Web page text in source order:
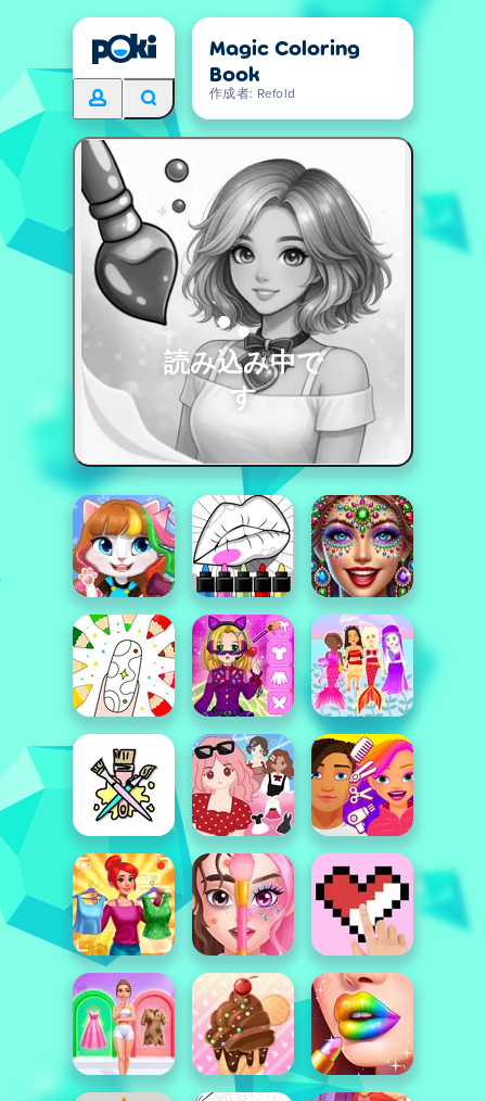
Magic Coloring
Book
作成者: Refold
読み込み中で
す